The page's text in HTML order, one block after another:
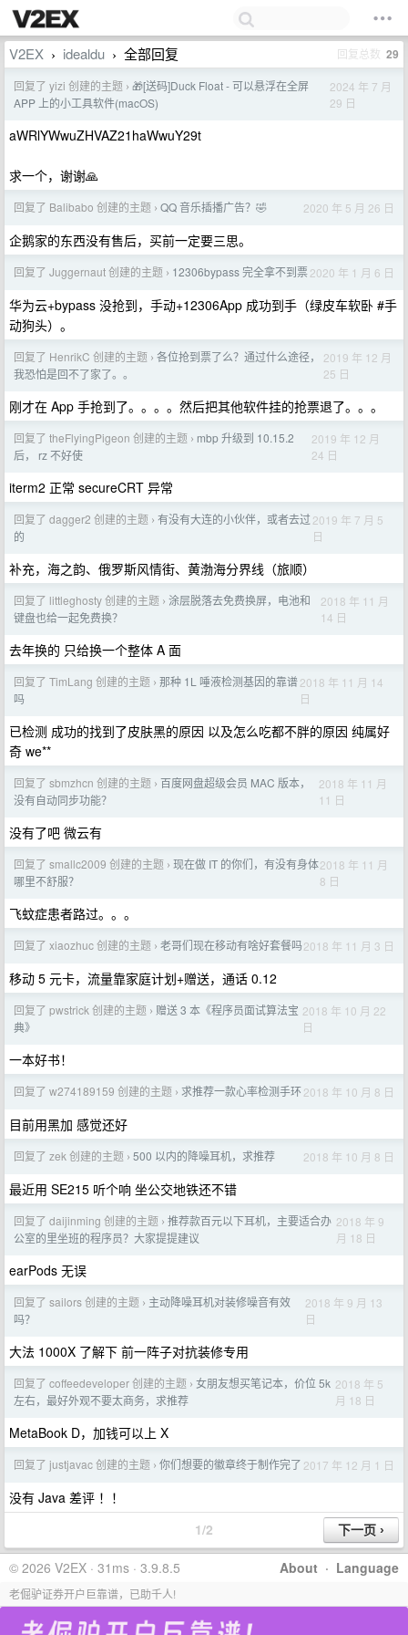
V2EX › idealdu › 全部回复 回复总数 29
回复了 yizi 创建的主题 › 🎁[送码]Duck Float - 可以悬浮在全屏
APP 上的小工具软件(macOS)
2024 年 7 月
29 日
aWRlYWwuZHVAZ21haWwuY29t
求一个，谢谢🙏
回复了 Balibabo 创建的主题 › QQ 音乐插播广告？🤣 2020 年 5 月 26 日
企鹅家的东西没有售后，买前一定要三思。
回复了 Juggernaut 创建的主题 › 12306bypass 完全拿不到票2020 年 1 月 6 日
华为云+bypass 没抢到，手动+12306App 成功到手（绿皮车软卧 #手
动狗头）。
回复了 HenrikC 创建的主题 › 各位抢到票了么？通过什么途径，
我恐怕是回不了家了。。
2019 年 12 月
25 日
刚才在 App 手抢到了。。。。然后把其他软件挂的抢票退了。。。
回复了 theFlyingPigeon 创建的主题 › mbp 升级到 10.15.2
后， rz 不好使
2019 年 12 月
24 日
iterm2 正常 secureCRT 异常
回复了 dagger2 创建的主题 › 有没有大连的小伙伴，或者去过
的
2019 年 7 月 5
日
补充，海之韵、俄罗斯风情街、黄渤海分界线（旅顺）
回复了 littleghosty 创建的主题 › 涂层脱落去免费换屏，电池和
键盘也给一起免费换？
2018 年 11 月
14 日
去年换的 只给换一个整体 A 面
回复了 TimLang 创建的主题 › 那种 1L 唾液检测基因的靠谱
吗
2018 年 11 月 14
日
已检测 成功的找到了皮肤黑的原因 以及怎么吃都不胖的原因 纯属好
奇 we**
回复了 sbmzhcn 创建的主题 › 百度网盘超级会员 MAC 版本，
没有自动同步功能？
2018 年 11 月
11 日
没有了吧 微云有
回复了 smallc2009 创建的主题 › 现在做 IT 的你们，有没有身体
哪里不舒服？
2018 年 11 月
8 日
飞蚊症患者路过。。。
回复了 xiaozhuc 创建的主题 › 老哥们现在移动有啥好套餐吗2018 年 11 月 3 日
移动 5 元卡，流量靠家庭计划+赠送，通话 0.12
回复了 pwstrick 创建的主题 › 赠送 3 本《程序员面试算法宝
典》
2018 年 10 月 22
日
一本好书！
回复了 w274189159 创建的主题 › 求推荐一款心率检测手环2018 年 10 月 8 日
目前用黑加 感觉还好
回复了 zek 创建的主题 › 500 以内的降噪耳机，求推荐 2018 年 10 月 8 日
最近用 SE215 听个响 坐公交地铁还不错
回复了 daijinming 创建的主题 › 推荐款百元以下耳机，主要适合办
公室的里坐班的程序员？大家提提建议
2018 年 9
月 18 日
earPods 无误
回复了 sailors 创建的主题 › 主动降噪耳机对装修噪音有效
吗？
2018 年 9 月 13
日
大法 1000X 了解下 前一阵子对抗装修专用
回复了 coffeedeveloper 创建的主题 › 女朋友想买笔记本，价位 5k
左右，最好外观不要太商务，求推荐
2018 年 5
月 18 日
MetaBook D，加钱可以上 X
回复了 justjavac 创建的主题 › 你们想要的徽章终于制作完了 2017 年 12 月 1 日
没有 Java 差评 ！！
1/2
About · Language
© 2026 V2EX · 31ms · 3.9.8.5
老倔驴证券开户巨靠谱，已助千人!